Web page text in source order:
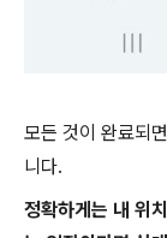
모든 것이 완료되
니다.
정확하게는 내 위